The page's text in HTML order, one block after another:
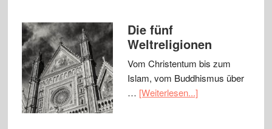
Die fünf
Weltreligionen
Vom Christentum bis zum
Islam, vom Buddhismus über
… [Weiterlesen...]